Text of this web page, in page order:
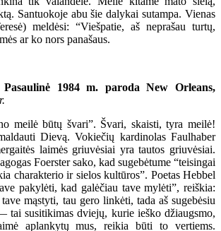
Santuokoje abu šie dalykai sutampa. Vienas
meldėsi: “Viešpatie, aš neprašau turtų,
ar ko nors panašaus.
Pasaulinė 1984 m. paroda New Orleans,
būtų švari”. Švari, skaisti, tyra meilė!
Dievą. Vokiečių kardinolas Faulhaber
laimės griuvėsiai yra tautos griuvėsiai.
Foerster sako, kad sugebėtume “teisingai
charakterio ir sielos kultūros”. Poetas Hebbel
pakylėti, kad galėčiau tave mylėti”, reiškia:
mąstyti, tau gero linkėti, tada aš sugebėsiu
tai susitikimas dviejų, kurie ieško džiaugsmo,
aplankytų mus, reikia būti to vertiems.